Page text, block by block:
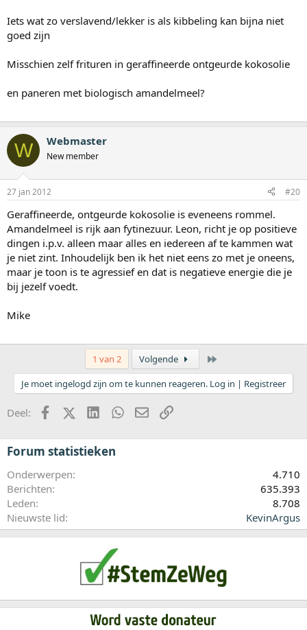
Iets wat zo verslavend/lekker is als kibbeling kan bijna niet
goed zijn
Misschien zelf frituren in geraffineerde ontgeurde kokosolie
en paneren met biologisch amandelmeel?
W Webmaster
New member
27 jan 2012 #20
Geraffineerde, ontgeurde kokosolie is eveneens rommel.
Amandelmeel is rijk aan fytinezuur. Leon, richt je op positieve
dingen i.p.v. alleen maar alles en iedereen af te kammen wat
je niet zint. Inhoudelijk ben ik het niet eens zo met je oneens,
maar je toon is te agressief en dat is negatieve energie die je
bij jezelf voedt.
Mike
1 van 2 Volgende
Je moet ingelogd zijn om te kunnen reageren. Log in | Registreer
Deel: FacebookX (Twitter)LinkedInWhatsApp
E-mailkoppeling
Forum statistieken
Onderwerpen
4.710
Berichten
635.393
Leden
8.708
Nieuwste lid
KevinArgus